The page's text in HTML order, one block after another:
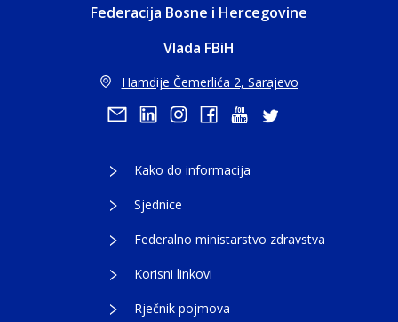
Federacija Bosne i Hercegovine
Vlada FBiH
Hamdije Čemerlića 2, Sarajevo
Kako do informacija
Sjednice
Federalno ministarstvo zdravstva
Korisni linkovi
Rječnik pojmova